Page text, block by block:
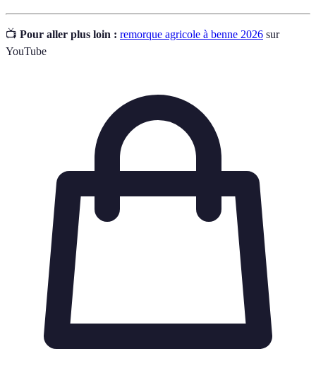
📺 Pour aller plus loin : remorque agricole à benne 2026 sur
YouTube